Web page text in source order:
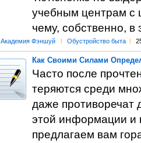
учебным центрам с
чему, собственно, в
Академия Фэншуй l Обустройство быта l
Как Своими Силами
Часто после
теряются среди
даже противоречат
этой информации и
предлагаем вам